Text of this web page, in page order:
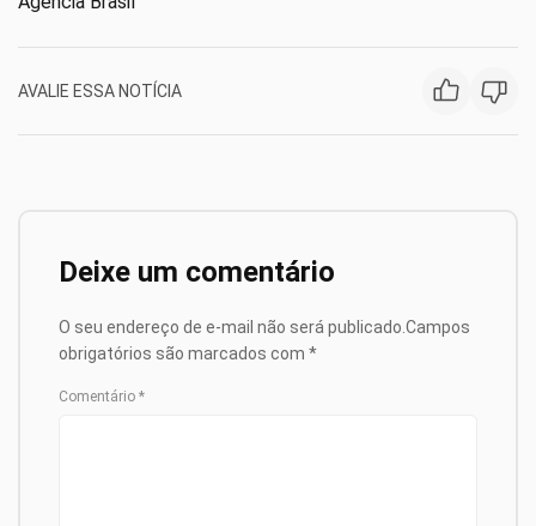
AVALIE ESSA NOTÍCIA
Deixe um comentário
O seu endereço de e-mail não será publicado. Campos
obrigatórios são marcados com *
Comentário *